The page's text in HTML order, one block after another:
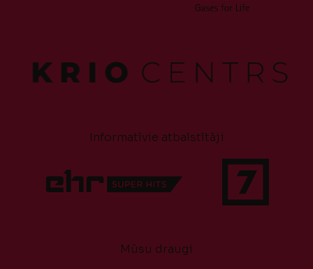
Informatīvie atbalstītāji
Mūsu draugi